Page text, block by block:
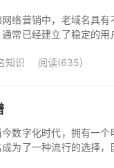
络营销中，老域名具
常已经建立了稳定的用
知识 阅读(635)
数字化时代，拥有一
为了一种流行的选择，